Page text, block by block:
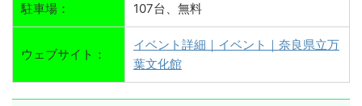
駐車場： 107台、無料
ウェブサイト：
イベント詳細｜イベント｜奈良県立万
葉文化館